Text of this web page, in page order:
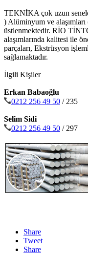
TEKNİKA çok uzun
) Alüminyum ve
üstlenmektedir. RİO
alaşımlarında kalitesi ile
parçaları, Ekstrüsyon
sağlamaktadır.
İlgili Kişiler
Erkan Babaoğlu
0212 256 49 50 / 235
Selim Sidi
0212 256 49 50 / 297
Share
Tweet
Share